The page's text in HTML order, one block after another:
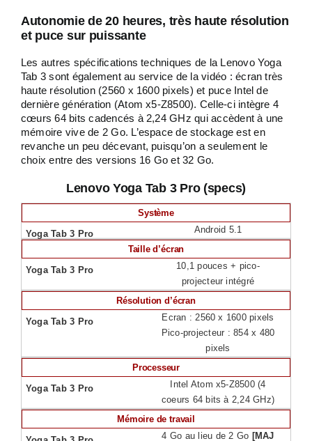
Autonomie de 20 heures, très haute résolution
et puce sur puissante
Les autres spécifications techniques de la Lenovo Yoga
Tab 3 sont également au service de la vidéo : écran très
haute résolution (2560 x 1600 pixels) et puce Intel de
dernière génération (Atom x5-Z8500). Celle-ci intègre 4
cœurs 64 bits cadencés à 2,24 GHz qui accèdent à une
mémoire vive de 2 Go. L’espace de stockage est en
revanche un peu décevant, puisqu’on a seulement le
choix entre des versions 16 Go et 32 Go.
Lenovo Yoga Tab 3 Pro (specs)
Système
Android 5.1
Taille d’écran
10,1 pouces + pico-
projecteur intégré
Résolution d’écran
Ecran : 2560 x 1600 pixels
Pico-projecteur : 854 x 480
pixels
Processeur
Intel Atom x5-Z8500 (4
coeurs 64 bits à 2,24 GHz)
Mémoire de travail
4 Go au lieu de 2 Go [MAJ